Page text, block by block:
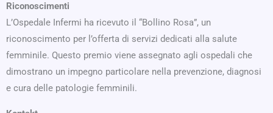
Riconoscimenti
L’Ospedale Infermi ha ricevuto il “Bollino Rosa”, un
riconoscimento per l’offerta di servizi dedicati alla salute
femminile. Questo premio viene assegnato agli ospedali che
dimostrano un impegno particolare nella prevenzione, diagnosi
e cura delle patologie femminili.